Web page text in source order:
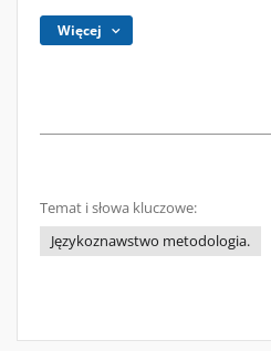
Więcej
Temat i słowa kluczowe:
Językoznawstwo metodologia.